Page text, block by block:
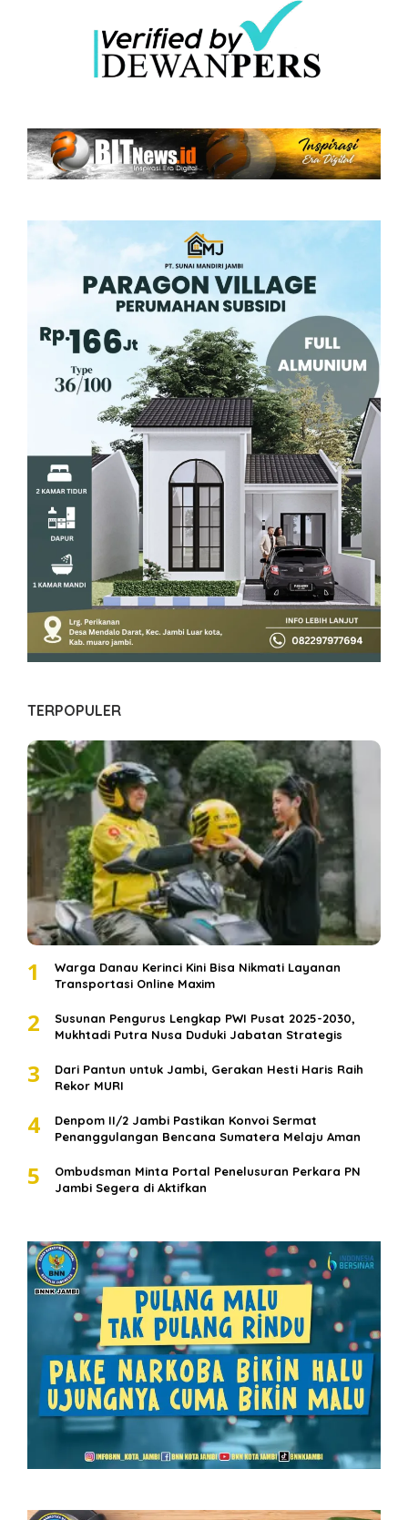
TERPOPULER
1
Warga Danau Kerinci Kini Bisa Nikmati Layanan
Transportasi Online Maxim
2
Susunan Pengurus Lengkap PWI Pusat 2025-2030,
Mukhtadi Putra Nusa Duduki Jabatan Strategis
3
Dari Pantun untuk Jambi, Gerakan Hesti Haris Raih
Rekor MURI
4
Denpom II/2 Jambi Pastikan Konvoi Sermat
Penanggulangan Bencana Sumatera Melaju Aman
5
Ombudsman Minta Portal Penelusuran Perkara PN
Jambi Segera di Aktifkan